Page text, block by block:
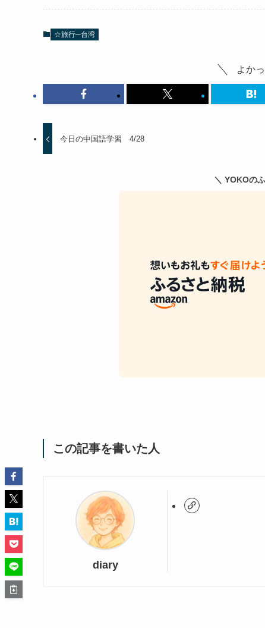
☆旅行─台湾
よか
今日の中国語学習 4/28
＼ YOKOの
この記事を書いた人
diary